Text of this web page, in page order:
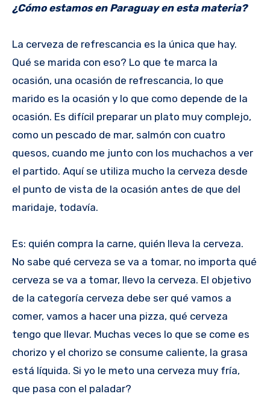
¿Cómo estamos en Paraguay en esta materia?
La cerveza de refrescancia es la única que hay.
Qué se marida con eso? Lo que te marca la
ocasión, una ocasión de refrescancia, lo que
marido es la ocasión y lo que como depende de la
ocasión. Es difícil preparar un plato muy complejo,
como un pescado de mar, salmón con cuatro
quesos, cuando me junto con los muchachos a ver
el partido. Aquí se utiliza mucho la cerveza desde
el punto de vista de la ocasión antes de que del
maridaje, todavía.
Es: quién compra la carne, quién lleva la cerveza.
No sabe qué cerveza se va a tomar, no importa qué
cerveza se va a tomar, llevo la cerveza. El objetivo
de la categoría cerveza debe ser qué vamos a
comer, vamos a hacer una pizza, qué cerveza
tengo que llevar. Muchas veces lo que se come es
chorizo y el chorizo se consume caliente, la grasa
está líquida. Si yo le meto una cerveza muy fría,
que pasa con el paladar?